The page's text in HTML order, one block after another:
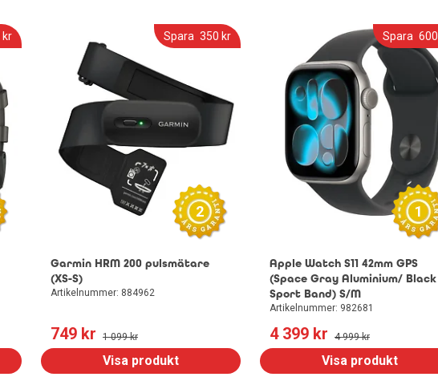
Frysskåp
Frysbox
kr Spara 350 kr
2
Garmin HRM 200 pulsmätare
(XS-S)
Artikelnummer: 884962
749 kr 1 099 kr
Visa produkt
Spara 600
1
Apple Watch S11 42mm GPS
(Space Gray Aluminium/ Black
Sport Band) S/M
Artikelnummer: 982681
4 399 kr 4 999 kr
Visa produkt